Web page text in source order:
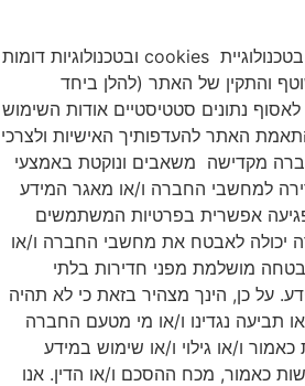
1.7. החברה משתמשת בטכנולוגיית cookies ובטכנולוגיות דומות
והתקין של האתר (להלן ביחד
לאסוף נתונים סטטיסטיים אודות השימוש
האתר להעדפותיך האישיות ולצרכי
מקדישה משאבים ונוקטת באמצעי
למחשבי החברה ו/או מאגר המידע
אפשרית בפרטיות המשתמשים
יכולה לאבטח את מחשבי החברה ו/או
מושלמת מפני חדירות בלתי
על כן, הינך מצהיר בזאת כי לא תהיה
תביעה נגדינו ו/או מי מטעם החברה
ו/או גילוי ו/או שימוש במידע
כאמור, מכח ההסכם ו/או הדין. אנו